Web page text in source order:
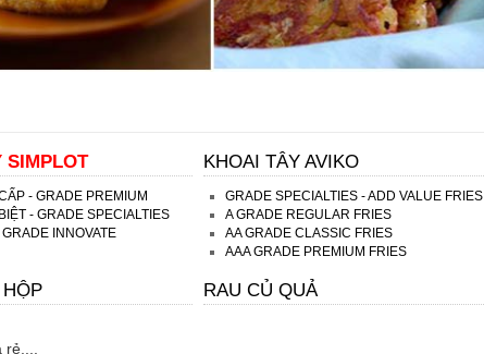
SIMPLOT
- GRADE PREMIUM
- GRADE SPECIALTIES
INNOVATE
KHOAI TÂY AVIKO
GRADE SPECIALTIES - ADD VALUE FRIES
A GRADE REGULAR FRIES
AA GRADE CLASSIC FRIES
AAA GRADE PREMIUM FRIES
RAU CỦ QUẢ
rẻ....